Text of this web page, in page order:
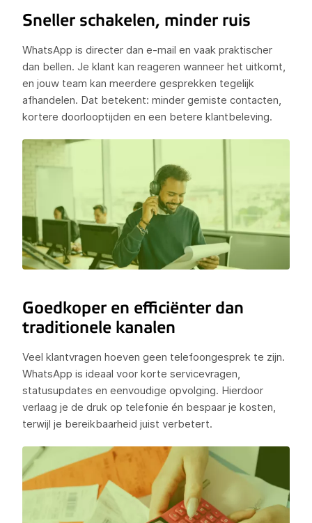
Sneller schakelen, minder ruis
WhatsApp is directer dan e-mail en vaak praktischer
dan bellen. Je klant kan reageren wanneer het uitkomt,
en jouw team kan meerdere gesprekken tegelijk
afhandelen. Dat betekent: minder gemiste contacten,
kortere doorlooptijden en een betere klantbeleving.
Goedkoper en efficiënter dan
traditionele kanalen
Veel klantvragen hoeven geen telefoongesprek te zijn.
WhatsApp is ideaal voor korte servicevragen,
statusupdates en eenvoudige opvolging. Hierdoor
verlaag je de druk op telefonie én bespaar je kosten,
terwijl je bereikbaarheid juist verbetert.